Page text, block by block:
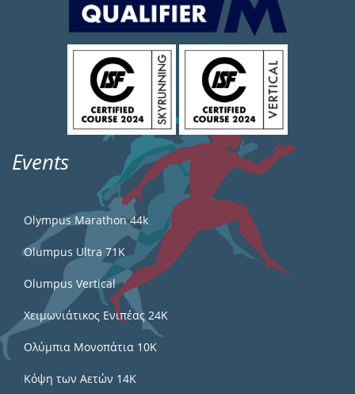
Events
Olympus Marathon 44k
Olumpus Ultra 71K
Olumpus Vertical
Χειμωνιάτικος Ενιπέας 24Κ
Ολύμπια Μονοπάτια 10Κ
Κόψη των Αετών 14Κ